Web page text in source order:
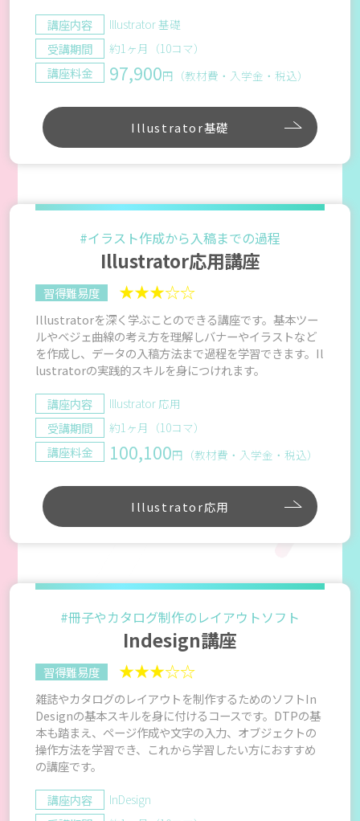
講座内容
Illustrator 基礎
受講期間 約1ヶ月（10コマ）
講座料金 97,900円（教材費・入学金・税込）
Illustrator基礎
#イラスト作成から入稿までの過程
Illustrator応用講座
習得難易度 ★★★☆☆
Illustratorを深く学ぶことのできる講座です。基本ツー
ルやベジェ曲線の考え方を理解しバナーやイラストなど
を作成し、データの入稿方法まで過程を学習できます。Il
lustratorの実践的スキルを身につけれます。
講座内容
Illustrator 応用
受講期間 約1ヶ月（10コマ）
講座料金 100,100円（教材費・入学金・税込）
Illustrator応用
#冊子やカタログ制作のレイアウトソフト
Indesign講座
習得難易度 ★★★☆☆
雑誌やカタログのレイアウトを制作するためのソフトIn
Designの基本スキルを身に付けるコースです。DTPの基
本も踏まえ、ページ作成や文字の入力、オブジェクトの
操作方法を学習でき、これから学習したい方におすすめ
の講座です。
講座内容
InDesign